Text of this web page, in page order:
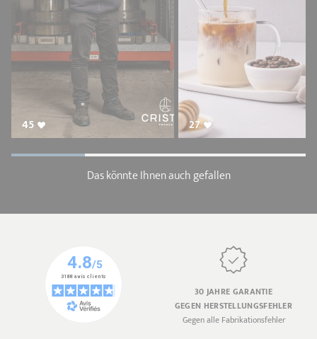
45 27
Das könnte Ihnen auch gefallen
30 JAHRE GARANTIE
GEGEN HERSTELLUNGSFEHLER
Gegen alle Fabrikationsfehler